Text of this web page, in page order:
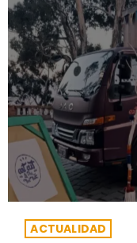
ACTUALIDAD